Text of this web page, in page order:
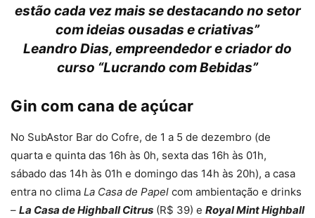
estão cada vez mais se destacando no setor
com ideias ousadas e criativas”
Leandro Dias, empreendedor e criador do
curso “Lucrando com Bebidas”
Gin com cana de açúcar
No SubAstor Bar do Cofre, de 1 a 5 de dezembro (de
quarta e quinta das 16h às 0h, sexta das 16h às 01h,
sábado das 14h às 01h e domingo das 14h às 20h), a casa
entra no clima La Casa de Papel com ambientação e drinks
– La Casa de Highball Citrus (R$ 39) e Royal Mint Highball